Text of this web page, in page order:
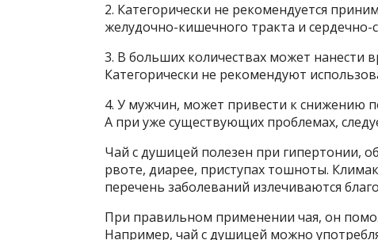
2. Категорически не рекомендуется
желудочно-кишечного тракта и сердечно-
3. В больших количествах может нанести
Категорически не рекомендуют
4. У мужчин, может привести к снижению
А при уже существующих проблемах,
Чай с душицей полезен при гипертонии,
рвоте, диарее, приступах тошноты.
перечень заболеваний излечиваются
При правильном применении чая, он
Например, чай с душицей можно